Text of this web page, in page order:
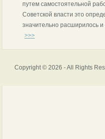
путем самостоятельной
Советской власти это
значительно расширилось и
>>>
Copyright © 2026 - All Rights